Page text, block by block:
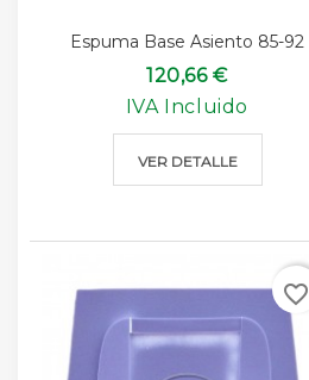
Espuma Base Asiento 85-92
120,66 €
IVA Incluido
VER DETALLE
favorite_border